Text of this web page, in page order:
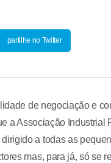
partilhe no Twitter
de negociação e
a Associação
a todas as
mas, para já, só se